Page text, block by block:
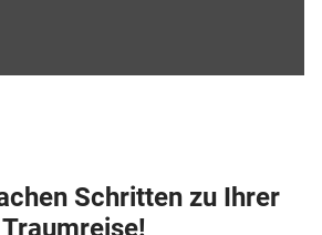
Schritten zu Ihrer
Traumreise!